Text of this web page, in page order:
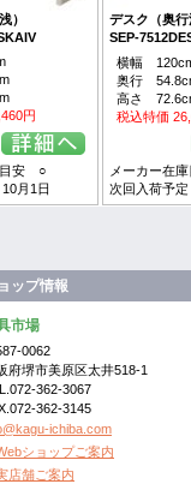
）
円
目安 ○
月1日
デスク（奥行
SEP-
横幅
奥行
高さ
税込特価
メーカー在
次回入荷予定
ップ情報
市場
0062
府堺市美原区太井518-1
362-3067
362-3145
ichiba.com
ショップご案内
店舗ご案内